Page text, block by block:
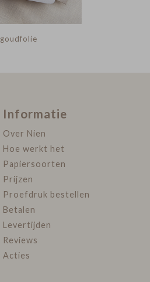
goudfolie
Informatie
Over Nien
Hoe werkt het
Papiersoorten
Prijzen
Proefdruk bestellen
Betalen
Levertijden
Reviews
Acties